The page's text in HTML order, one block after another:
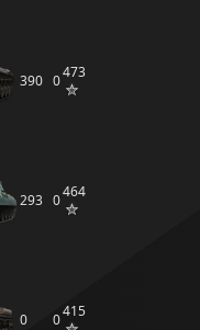
390 0473
293 0464
0 0415